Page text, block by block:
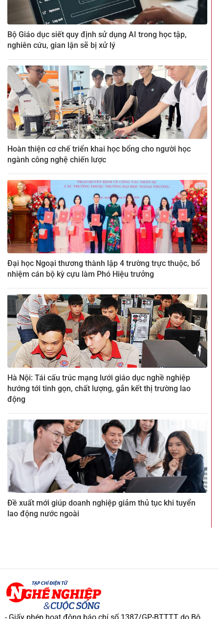
Bộ Giáo dục siết quy định sử dụng AI trong học tập,
nghiên cứu, gian lận sẽ bị xử lý
Hoàn thiện cơ chế triển khai học bổng cho người học
ngành công nghệ chiến lược
Đại học Ngoại thương thành lập 4 trường trực thuộc, bổ
nhiệm cán bộ kỳ cựu làm Phó Hiệu trưởng
Hà Nội: Tái cấu trúc mạng lưới giáo dục nghề nghiệp
hướng tới tinh gọn, chất lượng, gắn kết thị trường lao
động
Đề xuất mới giúp doanh nghiệp giảm thủ tục khi tuyển
lao động nước ngoài